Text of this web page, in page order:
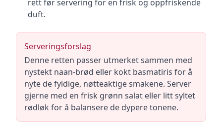
rett før servering for en frisk og oppfriskende
duft.
Serveringsforslag
Denne retten passer utmerket sammen med
nystekt naan-brød eller kokt basmatiris for å
nyte de fyldige, nøtteaktige smakene. Server
gjerne med en frisk grønn salat eller litt syltet
rødløk for å balansere de dypere tonene.